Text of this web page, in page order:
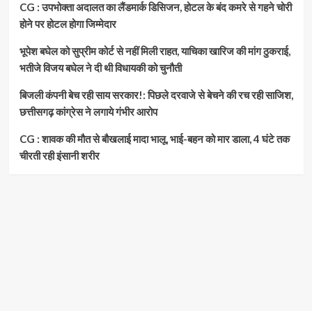
CG : उपभोक्ता अदालत का लैंडमार्क डिसिजन, होटल के बंद कमरे से गहने चोरी
होने पर होटल होगा जिम्मेदार
भूपेश बघेल को सुप्रीम कोर्ट से नहीं मिली राहत, याचिका खारिज की मांग ठुकराई,
भतीजे विजय बघेल ने दी थी विधायकी को चुनौती
बिजली कंपनी बेच रही साय सरकार!: पिछले दरवाजे से बेचने की रच रही साजिश,
छत्तीसगढ़ कांग्रेस ने लगाये गंभीर आरोप
CG : शावक की मौत से बौखलाई मादा भालू, भाई-बहन को मार डाला, 4 घंटे तक
चीरती रही इंसानी शरीर